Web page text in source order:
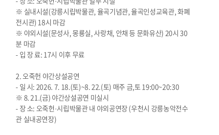
※ 실내시설(강릉시립박물관, 율곡기념관, 율곡인성교육관, 화폐
전시관) 18시 마감
※ 야외시설(문성사, 몽룡실, 사랑채, 안채 등 문화유산) 20시 30
분 마감
- 입 장 료: 17시 이후 무료
2. 오죽헌 야간상설공연
- 일 시: 2026. 7. 18.(토)~8. 22.(토) 매주 금,토 19:00~20:30
※ 8. 21.(금) 야간상설공연 미실시
- 장 소: 오죽헌·시립박물관 내 야외공연장 (우천시 강릉농악전수
관 실내공연장)